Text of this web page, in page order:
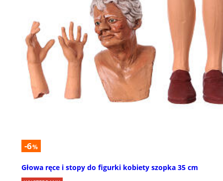
-6%
Głowa ręce i stopy do figurki kobiety szopka 35 cm